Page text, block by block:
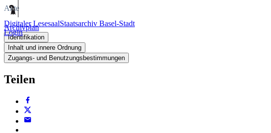
Digitaler LesesaalStaatsarchiv Basel-Stadt
Login
Akte
Archivplan
Identifikation
Inhalt und innere Ordnung
Zugangs- und Benutzungsbestimmungen
Teilen